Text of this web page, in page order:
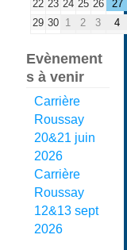
22 23 24 25 26
27
29 30 1 2 3 4
Evènement
s à venir
Carrière
Roussay
20&21 juin
2026
Carrière
Roussay
12&13 sept
2026